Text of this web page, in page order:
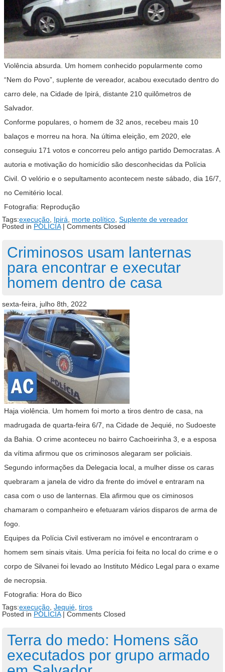
Violência absurda. Um homem conhecido popularmente como
“Nem do Povo”, suplente de vereador, acabou executado dentro do
carro dele, na Cidade de Ipirá, distante 210 quilômetros de
Salvador.
Conforme populares, o homem de 32 anos, recebeu mais 10
balaços e morreu na hora. Na última eleição, em 2020, ele
conseguiu 171 votos e concorreu pelo antigo partido Democratas. A
autoria e motivação do homicídio são desconhecidas da Polícia
Civil. O velório e o sepultamento acontecem neste sábado, dia 16/7,
no Cemitério local.
Fotografia: Reprodução
Tags:execução Ipirá morte político Suplente de vereador
Posted in POLÍCIA| Comments Closed
Criminosos usam lanternas
para encontrar e executar
homem dentro de casa
sexta-feira, julho 8th, 2022
Haja violência. Um homem foi morto a tiros dentro de casa, na
madrugada de quarta-feira 6/7, na Cidade de Jequié, no Sudoeste
da Bahia. O crime aconteceu no bairro Cachoeirinha 3, e a esposa
da vítima afirmou que os criminosos alegaram ser policiais.
Segundo informações da Delegacia local, a mulher disse os caras
quebraram a janela de vidro da frente do imóvel e entraram na
casa com o uso de lanternas. Ela afirmou que os ciminosos
chamaram o companheiro e efetuaram vários disparos de arma de
fogo.
Equipes da Polícia Civil estiveram no imóvel e encontraram o
homem sem sinais vitais. Uma perícia foi feita no local do crime e o
corpo de Silvanei foi levado ao Instituto Médico Legal para o exame
de necropsia.
Fotografia: Hora do Bico
Tags:execução Jequié tiros
Posted in POLÍCIA| Comments Closed
Terra do medo: Homens são
executados por grupo armado